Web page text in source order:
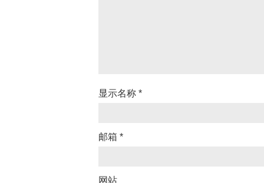
显示名称 *
邮箱 *
网站